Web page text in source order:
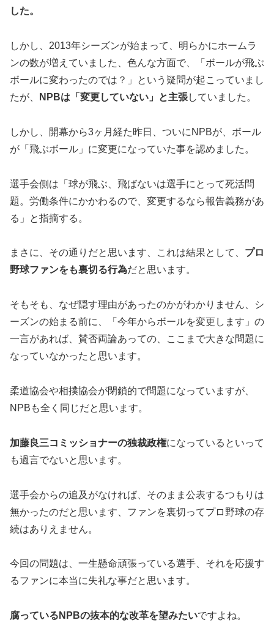
した。
しかし、2013年シーズンが始まって、明らかにホームラ
ンの数が増えていました、色んな方面で、「ボールが飛ぶ
ボールに変わったのでは？」という疑問が起こっていまし
たが、
NPBは「変更していない」と主張していました。
しかし、開幕から3ヶ月経た昨日、ついにNPBが、ボール
が「飛ぶボール」に変更になっていた事を認めました。
選手会側は「球が飛ぶ、飛ばないは選手にとって死活問
題。労働条件にかかわるので、変更するなら報告義務があ
る」と指摘する。
まさに、その通りだと思います、これは結果として、 プロ
野球ファンをも裏切る行為だと思います。
そもそも、なぜ隠す理由があったのかがわかりません、シ
ーズンの始まる前に、「今年からボールを変更します」の
一言があれば、賛否両論あっての、ここまで大きな問題に
なっていなかったと思います。
柔道協会や相撲協会が閉鎖的で問題になっていますが、
NPBも全く同じだと思います。
加藤良三コミッショナーの独裁政権になっているといって
も過言でないと思います。
選手会からの追及がなければ、そのまま公表するつもりは
無かったのだと思います、ファンを裏切ってプロ野球の存
続はありえません。
今回の問題は、一生懸命頑張っている選手、それを応援す
るファンに本当に失礼な事だと思います。
腐っているNPBの抜本的な改革を望みたいですよね。